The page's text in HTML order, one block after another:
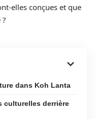
elles conçues et que
dans Koh Lanta
culturelles derrière